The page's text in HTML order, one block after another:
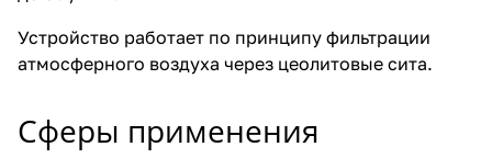
Устройство работает по принципу фильтрации
атмосферного воздуха через цеолитовые сита.
Сферы применения